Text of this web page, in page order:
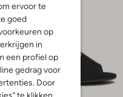
ervoor te
goed
op
in
een profiel op
gedrag voor
Door
te klikken,